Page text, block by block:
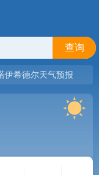
查询
伊希德尔天气预报